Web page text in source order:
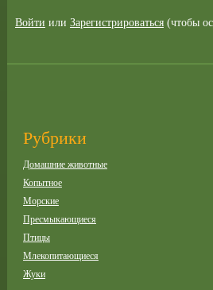
Войти или Зарегистрироваться(чтобы
Рубрики
Домашние животные
Копытное
Морские
Пресмыкающиеся
Птицы
Млекопитающиеся
Жуки